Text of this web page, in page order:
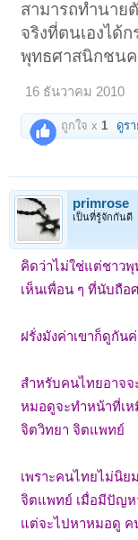
สามารถทำนาย
จริงที่ตนเองได้ก
พุทธศาสนิกชน
16 ธันวาคม 2010
ถูกใจ x1 ดูร
primrose
เป็นที่รู้จักกันดี
คิดว่าไม่ใช่แต่ชาว
เห็นเพื่อน ๆ ที่นับถื
ฝรั่งมังค่าเขาก็ดูกัน
สำหรับคนไทยอาจจ
หมอดูจะทำหน้าที่เห
จิตวิทยา จิตแพทย์
เพราะคนไทยไม่นิ
จิตแพทย์ เมื่อมีปัญห
แต่จะไปหาหมอดู ค